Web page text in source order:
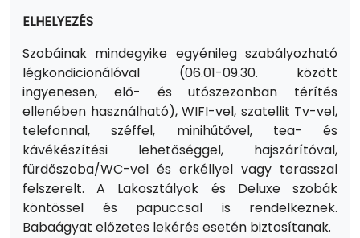
ELHELYEZÉS
Szobáinak mindegyike egyénileg szabályozható
légkondicionálóval (06.01-09.30. között
ingyenesen, elő- és utószezonban térítés
ellenében használható), WIFI-vel, szatellit Tv-vel,
telefonnal, széffel, minihűtővel, tea- és
kávékészítési lehetőséggel, hajszárítóval,
fürdőszoba/WC-vel és erkéllyel vagy terasszal
felszerelt. A Lakosztályok és Deluxe szobák
köntössel és papuccsal is rendelkeznek.
Babaágyat előzetes lekérés esetén biztosítanak.